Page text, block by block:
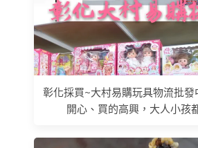
彰化採買~大村易購玩具物流批發
開心、買的高興，大人小孩